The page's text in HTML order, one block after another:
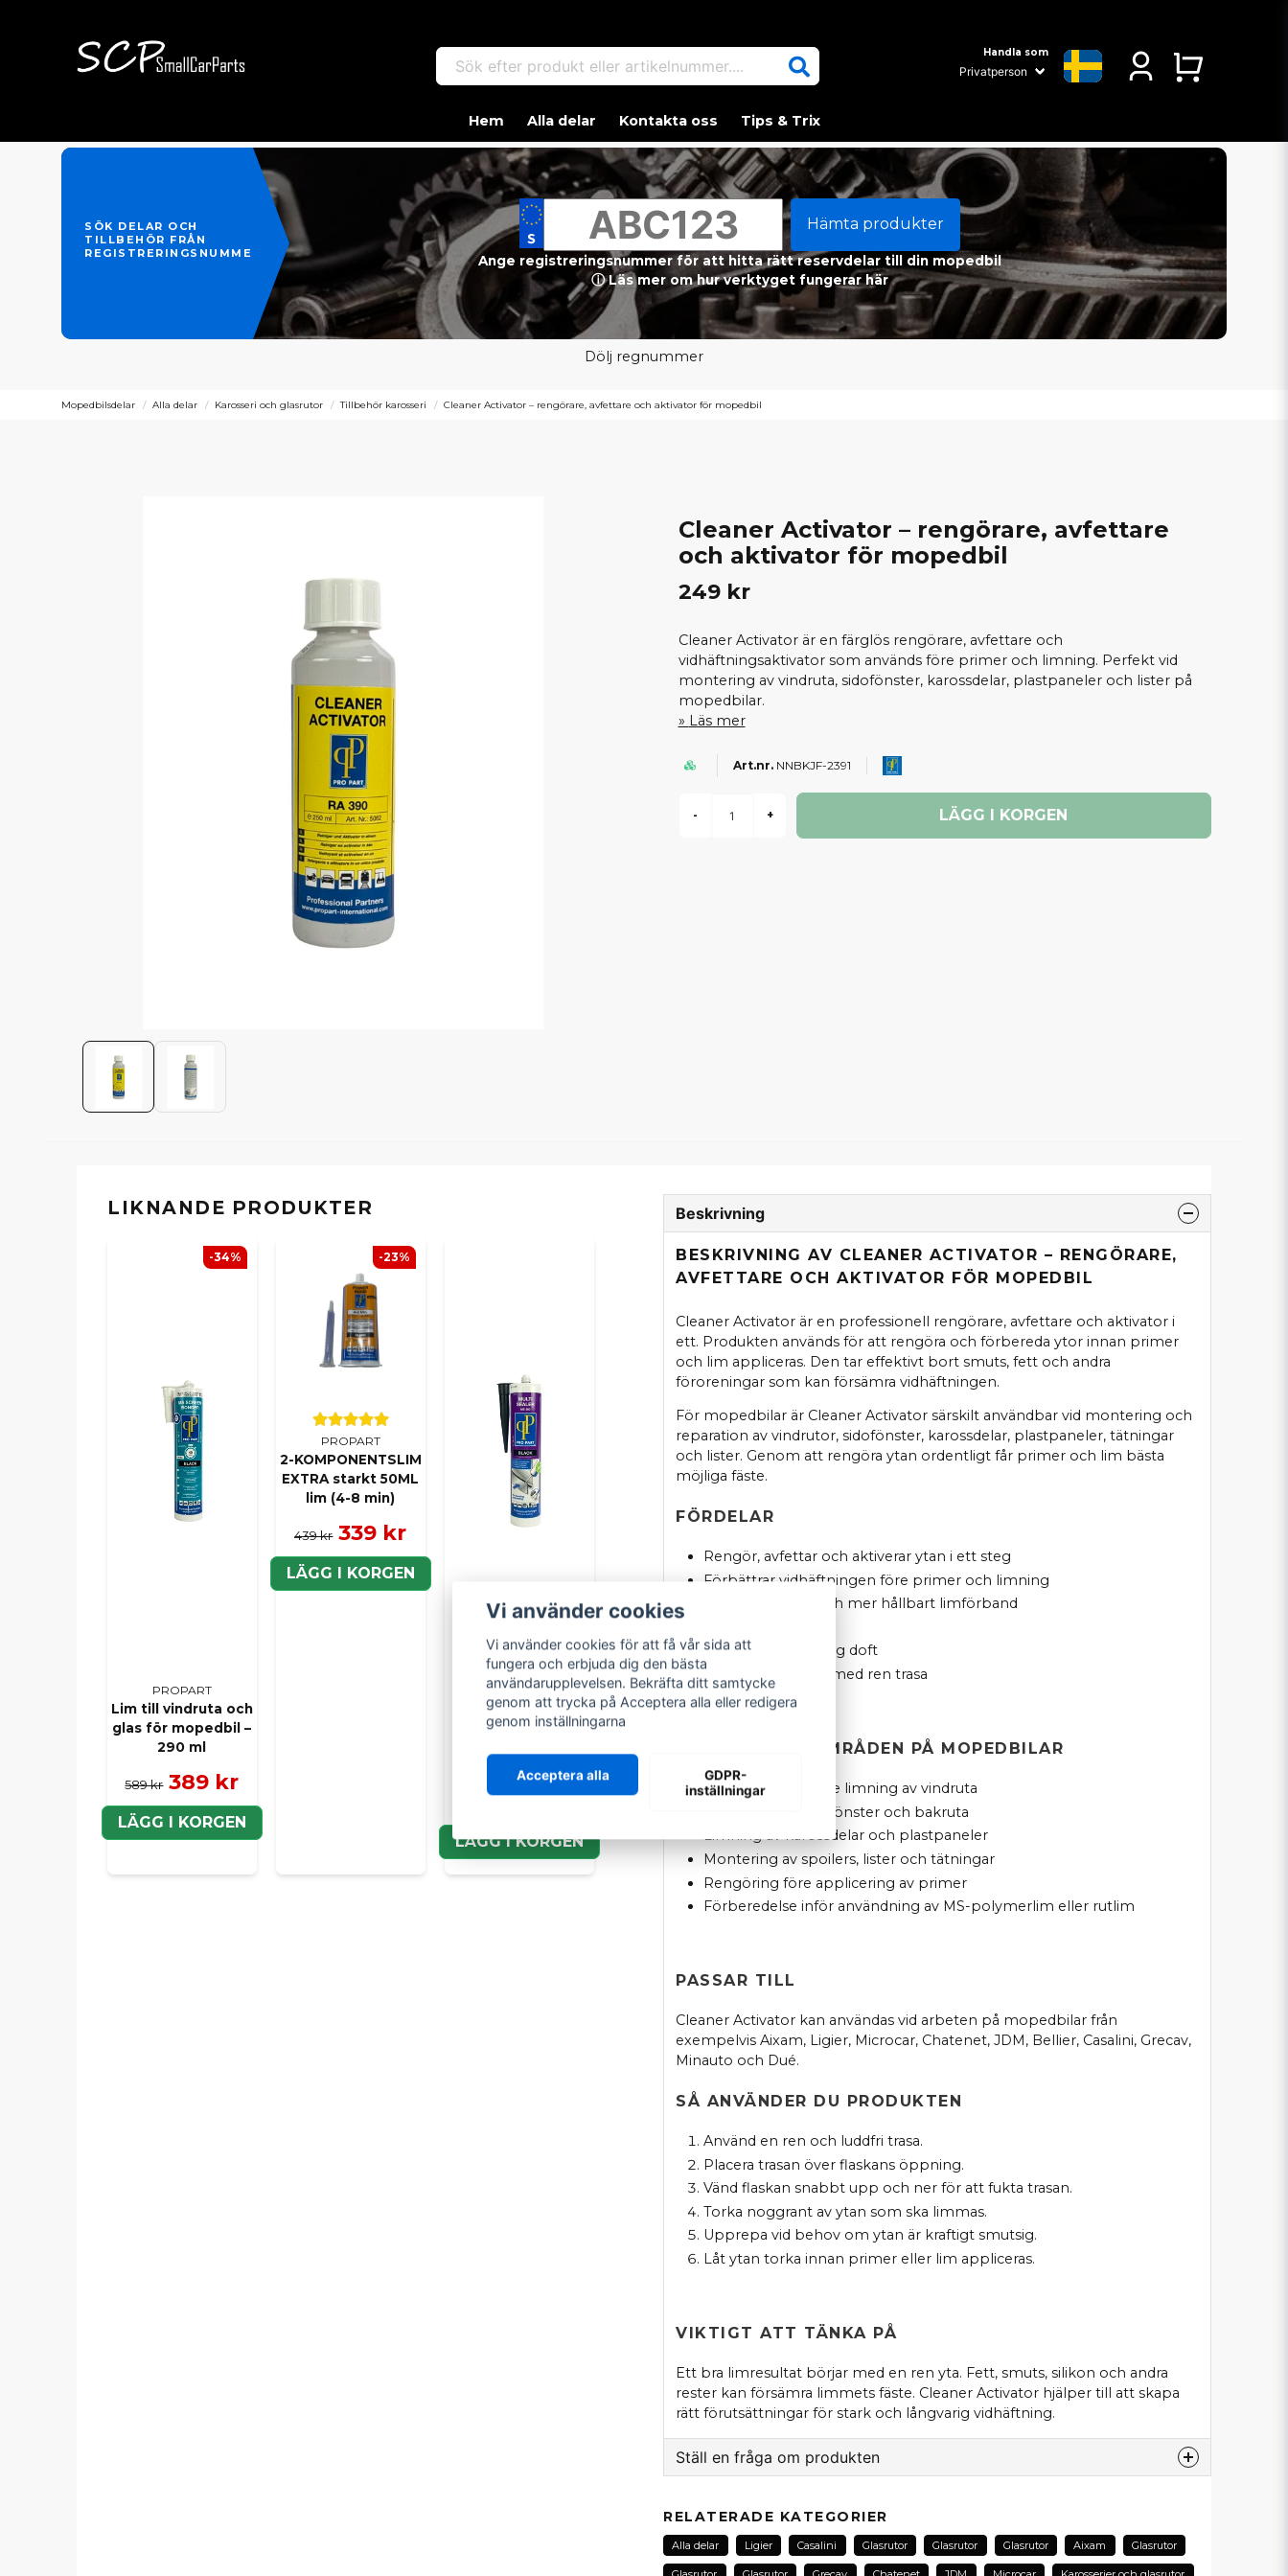
Sök efter produkt eller artikelnummer.... Handla som
Hem Alla delar Kontakta oss Tips & Trix
SÖK DELAR OCH
TILLBEHÖR FRÅN
REGISTRERINGSNUMMER
Hämta produkter
Ange registreringsnummer för att hitta rätt reservdelar till din mopedbil
ⓘ Läs mer om hur verktyget fungerar här
Dölj regnummer
Mopedbilsdelar Alla delar Karosseri och glasrutor Tillbehör karosseri Cleaner Activator – rengörare, avfettare och aktivator för mopedbil
Cleaner Activator – rengörare, avfettare
och aktivator för mopedbil
249 kr
Cleaner Activator är en färglös rengörare, avfettare och
vidhäftningsaktivator som används före primer och limning. Perfekt vid
montering av vindruta, sidofönster, karossdelar, plastpaneler och lister på
mopedbilar.
Läs mer
NNBKJF-2391
- + LÄGG I KORGEN
LIKNANDE PRODUKTER
PROPART
Lim till vindruta och
glas för mopedbil –
290 ml
589 kr 389 kr
LÄGG I KORGEN
-34%
PROPART
2-KOMPONENTSLIM
EXTRA starkt 50ML
lim (4-8 min)
439 kr 339 kr
LÄGG I KORGEN
-23%
PROPART
Multi Sealer Svart
290 ml –
monteringslim
289 kr
LÄGG I KORGEN
Beskrivning
BESKRIVNING AV CLEANER ACTIVATOR – RENGÖRARE,
AVFETTARE OCH AKTIVATOR FÖR MOPEDBIL
Cleaner Activator är en professionell rengörare, avfettare och aktivator i
ett. Produkten används för att rengöra och förbereda ytor innan primer
och lim appliceras. Den tar effektivt bort smuts, fett och andra
föroreningar som kan försämra vidhäftningen.
För mopedbilar är Cleaner Activator särskilt användbar vid montering och
reparation av vindrutor, sidofönster, karossdelar, plastpaneler, tätningar
och lister. Genom att rengöra ytan ordentligt får primer och lim bästa
möjliga fäste.
FÖRDELAR
Rengör, avfettar och aktiverar ytan i ett steg
Förbättrar vidhäftningen före primer och limning
Ger ett starkare och mer hållbart limförband
Fräsch och behaglig doft
Enkel applicering med ren trasa
ANVÄNDNINGSOMRÅDEN PÅ MOPEDBILAR
Förbehandling före limning av vindruta
Montering av sidofönster och bakruta
Limning av karossdelar och plastpaneler
Montering av spoilers, lister och tätningar
Rengöring före applicering av primer
Förberedelse inför användning av MS-polymerlim eller rutlim
PASSAR TILL
Cleaner Activator kan användas vid arbeten på mopedbilar från
exempelvis Aixam, Ligier, Microcar, Chatenet, JDM, Bellier, Casalini, Grecav,
Minauto och Dué.
SÅ ANVÄNDER DU PRODUKTEN
Använd en ren och luddfri trasa.
Placera trasan över flaskans öppning.
Vänd flaskan snabbt upp och ner för att fukta trasan.
Torka noggrant av ytan som ska limmas.
Upprepa vid behov om ytan är kraftigt smutsig.
Låt ytan torka innan primer eller lim appliceras.
VIKTIGT ATT TÄNKA PÅ
Ett bra limresultat börjar med en ren yta. Fett, smuts, silikon och andra
rester kan försämra limmets fäste. Cleaner Activator hjälper till att skapa
rätt förutsättningar för stark och långvarig vidhäftning.
Ställ en fråga om produkten
Fråga oss om denna produkt...
RELATERADE KATEGORIER
Alla delar Ligier Casalini Glasrutor Glasrutor Glasrutor Aixam Glasrutor
Vi använder cookies
Vi använder cookies för att få vår sida att
fungera och erbjuda dig den bästa
användarupplevelsen. Bekräfta ditt samtycke
genom att trycka på Acceptera alla eller redigera
genom inställningarna
Acceptera alla
GDPR-
inställningar